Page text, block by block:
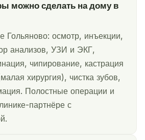
можно сделать на дому в
Гольяново: осмотр, инъекции,
анализов, УЗИ и ЭКГ,
чипирование, кастрация
хирургия), чистка зубов,
Полостные операции и
партнёре с